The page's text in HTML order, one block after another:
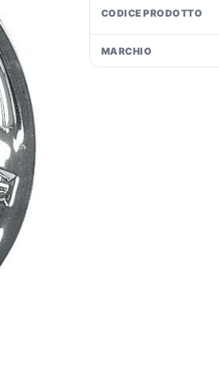
CODICE PRODOTTO
MARCHIO